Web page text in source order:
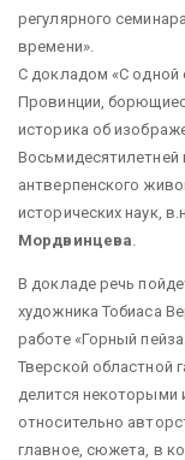
регулярного
времени».
С докладом «С одной
Провинции,
историка об
антверпенского
исторических наук,
Мордвинцева.
В докладе речь
художника Тобиаса
работе «Горный
Тверской областной
делится некоторыми
относительно
главное, сюжета, в